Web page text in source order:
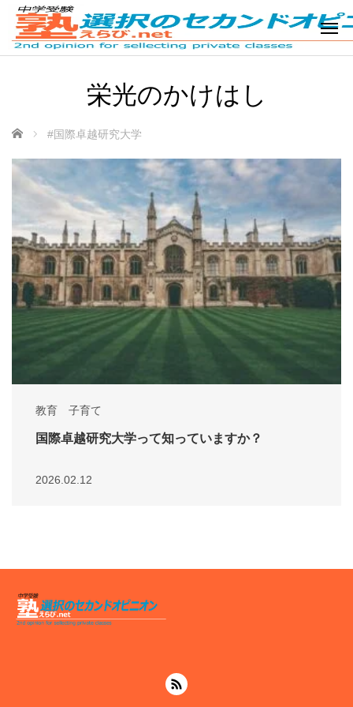
栄光のかけはし
ホーム #国際卓越研究大学
教育 子育て
国際卓越研究大学って知っていますか？
2026.02.12